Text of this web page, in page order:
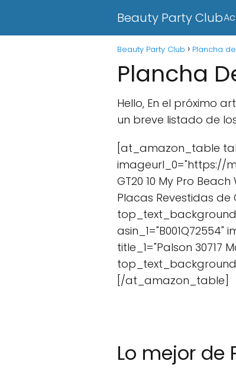
Beauty Party Club
Beauty Party Club Plancha
Plancha
Hello, En el próximo
un breve listado de
[at_amazon_table
imageurl_0="https://
GT20 10 My Pro
Placas Revestidas de
title_1="Palson
[/at_amazon_table]
Lo mejor de